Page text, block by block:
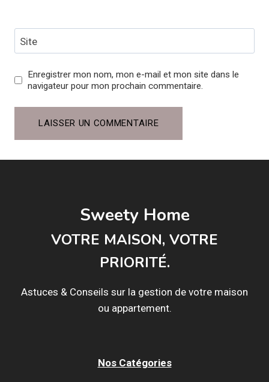
Site
Enregistrer mon nom, mon e-mail et mon site dans le
navigateur pour mon prochain commentaire.
Sweety Home
VOTRE MAISON, VOTRE
PRIORITÉ.
Astuces & Conseils sur la gestion de votre maison
ou appartement.
Nos Catégories